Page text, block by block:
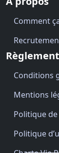
Comment
Règlement
Conditions
Mentions
Politique
Politique